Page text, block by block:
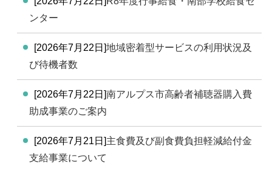
ンター
[2026年7月22日]地域密着型サービスの利用状況及
び待機者数
[2026年7月22日]南アルプス市高齢者補聴器購入費
助成事業のご案内
[2026年7月21日]主食費及び副食費負担軽減給付金
支給事業について